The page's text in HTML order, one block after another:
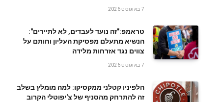
7 באוגוסט 2026
טראמפ:"זה נועד לעבדים, לא לתיירים":
הנשיא מתעלם מפסיקת העליון וחותם על
צווים נגד אזרחות מלידה
7 באוגוסט 2026
הלפיניו קטלני ממקסיקו: למה מומלץ בשלב
זה להתרחק מהסניף של צ'יפוטלי הקרוב